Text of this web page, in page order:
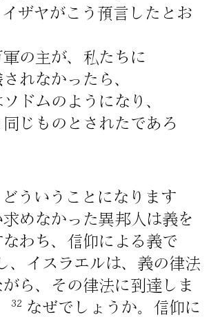
ザヤがこう預言したとお
軍の主が、私たちに
れなかったら、
ドムのようになり、
同じものとされたであろ
ういうことになります
めなかった異邦人は義を
わち、信仰による義で
、イスラエルは、義の律法
ら、その律法に到達しま
32
なぜでしょうか。信仰に